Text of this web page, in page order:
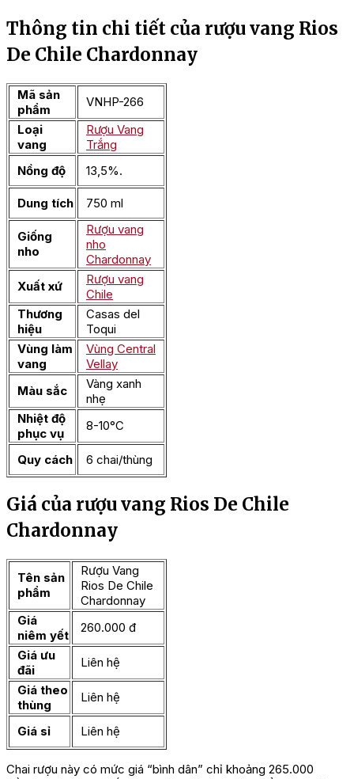
Thông tin chi tiết của rượu vang Rios
De Chile Chardonnay
Mã sản
phẩm
VNHP-266
Loại
vang
Rượu Vang
Trắng
Nồng độ
13,5%.
Dung tích 750 ml
Giống
nho
Rượu vang
nho
Chardonnay
Xuất xứ
Rượu vang
Chile
Thương
hiệu
Casas del
Toqui
Vùng làm
vang
Vùng Central
Vellay
Màu sắc
Vàng xanh
nhẹ
Nhiệt độ
phục vụ
8-10°C
Quy cách 6 chai/thùng
Giá của rượu vang Rios De Chile
Chardonnay
Tên sản
phẩm
Rượu Vang
Rios De Chile
Chardonnay
Giá
niêm yết
260.000 đ
Giá ưu
đãi
Liên hệ
Giá theo
thùng
Liên hệ
Giá sỉ Liên hệ
Chai rượu này có mức giá “bình dân” chỉ khoảng 265.000